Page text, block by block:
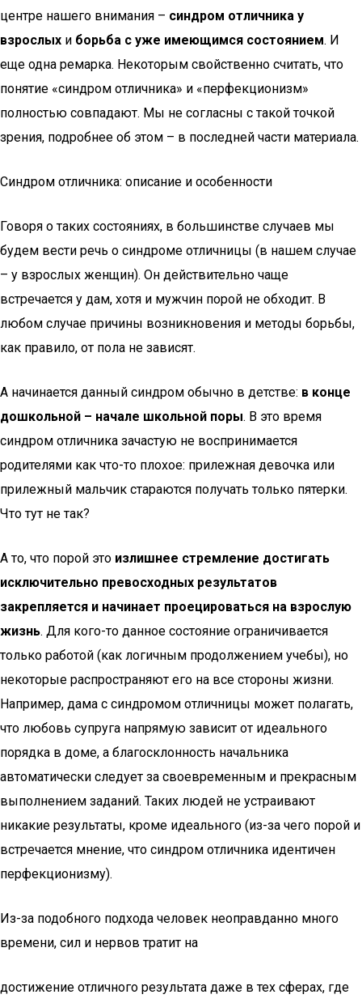
центре нашего внимания – синдром отличника у
взрослых и борьба с уже имеющимся состоянием. И
еще одна ремарка. Некоторым свойственно считать, что
понятие «синдром отличника» и «перфекционизм»
полностью совпадают. Мы не согласны с такой точкой
зрения, подробнее об этом – в последней части материала.
Синдром отличника: описание и особенности
Говоря о таких состояниях, в большинстве случаев мы
будем вести речь о синдроме отличницы (в нашем случае
– у взрослых женщин). Он действительно чаще
встречается у дам, хотя и мужчин порой не обходит. В
любом случае причины возникновения и методы борьбы,
как правило, от пола не зависят.
А начинается данный синдром обычно в детстве: в конце
дошкольной – начале школьной поры. В это время
синдром отличника зачастую не воспринимается
родителями как что-то плохое: прилежная девочка или
прилежный мальчик стараются получать только пятерки.
Что тут не так?
А то, что порой это излишнее стремление достигать
исключительно превосходных результатов
закрепляется и начинает проецироваться на взрослую
жизнь. Для кого-то данное состояние ограничивается
только работой (как логичным продолжением учебы), но
некоторые распространяют его на все стороны жизни.
Например, дама с синдромом отличницы может полагать,
что любовь супруга напрямую зависит от идеального
порядка в доме, а благосклонность начальника
автоматически следует за своевременным и прекрасным
выполнением заданий. Таких людей не устраивают
никакие результаты, кроме идеального (из-за чего порой и
встречается мнение, что синдром отличника идентичен
перфекционизму).
Из-за подобного подхода человек неоправданно много
времени, сил и нервов тратит на
достижение отличного результата даже в тех сферах, где